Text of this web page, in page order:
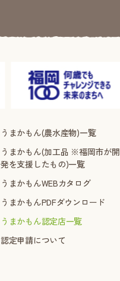
うまかもん(農水産物)一覧
うまかもん(加工品 ※福岡市が開
発を支援したもの)一覧
うまかもんWEBカタログ
うまかもんPDFダウンロード
うまかもん認定店一覧
認定申請について